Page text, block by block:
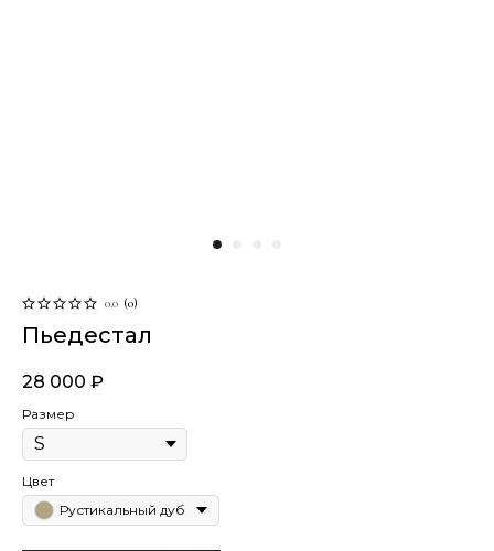
0.0 (0)
Пьедестал
28 000 ₽
Размер
Цвет
Рустикальный дуб